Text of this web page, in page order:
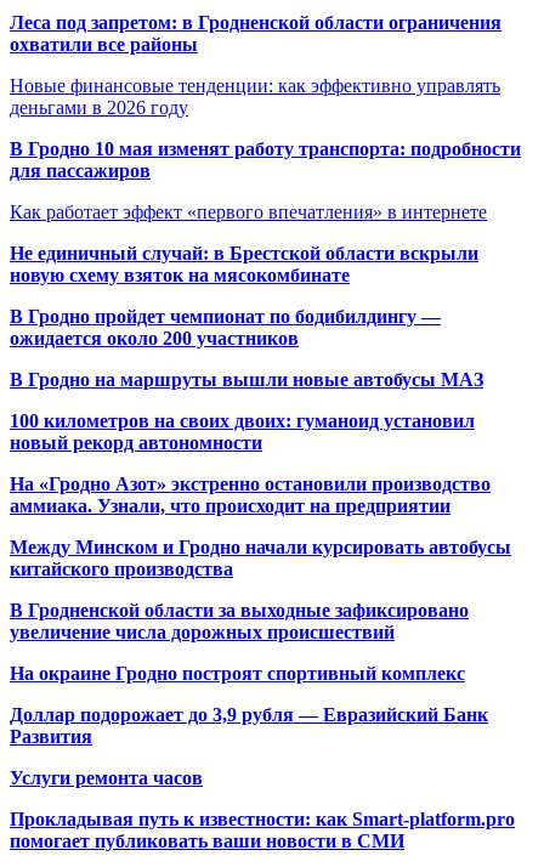
Леса под запретом: в Гродненской области ограничения
охватили все районы
Новые финансовые тенденции: как эффективно управлять
деньгами в 2026 году
В Гродно 10 мая изменят работу транспорта: подробности
для пассажиров
Как работает эффект «первого впечатления» в интернете
Не единичный случай: в Брестской области вскрыли
новую схему взяток на мясокомбинате
В Гродно пройдет чемпионат по бодибилдингу —
ожидается около 200 участников
В Гродно на маршруты вышли новые автобусы МАЗ
100 километров на своих двоих: гуманоид установил
новый рекорд автономности
На «Гродно Азот» экстренно остановили производство
аммиака. Узнали, что происходит на предприятии
Между Минском и Гродно начали курсировать автобусы
китайского производства
В Гродненской области за выходные зафиксировано
увеличение числа дорожных происшествий
На окраине Гродно построят спортивный комплекс
Доллар подорожает до 3,9 рубля — Евразийский Банк
Развития
Услуги ремонта часов
Прокладывая путь к известности: как Smart-platform.pro
помогает публиковать ваши новости в СМИ